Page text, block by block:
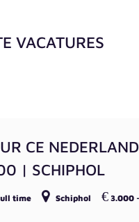
VACATURES
CE
| SCHIPHOL
time Schiphol € 3.000 -